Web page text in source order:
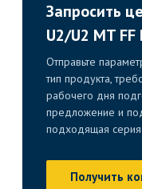
Запросить
U2/U2 MT FF
Отправьте
тип продукта,
рабочего дня
предложение и
подходящая
Получить